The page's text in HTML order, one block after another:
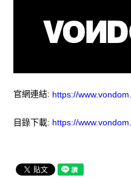
官網連結: https://
目錄下載: https://